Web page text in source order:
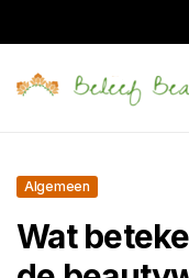
Algemeen
Wat